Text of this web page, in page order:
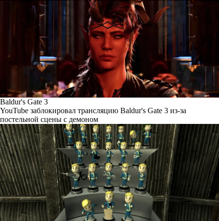
Baldur's Gate 3
YouTube заблокировал трансляцию Baldur's Gate 3 из-за
постельной сцены с демоном